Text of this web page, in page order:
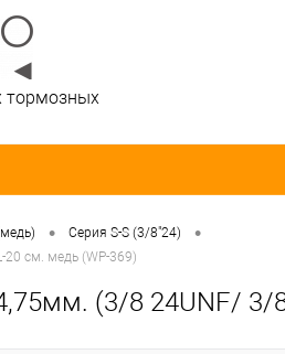
тормозных
• Серия S-S (3/8"24) •
20 см. медь (WP-369)
(3/8 24UNF/